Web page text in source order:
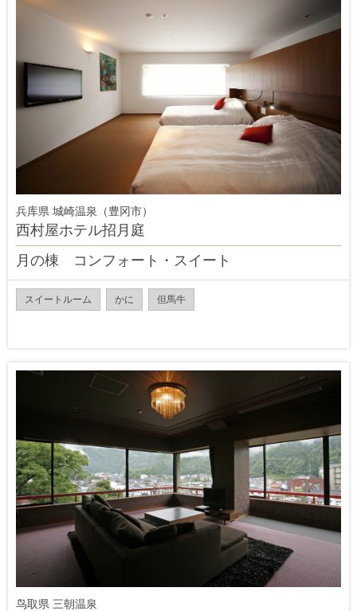
兵库県 城崎温泉（豊冈市）
西村屋ホテル招月庭
月の棟 コンフォート・スイート
スイートルーム かに 但馬牛
鸟取県 三朝温泉